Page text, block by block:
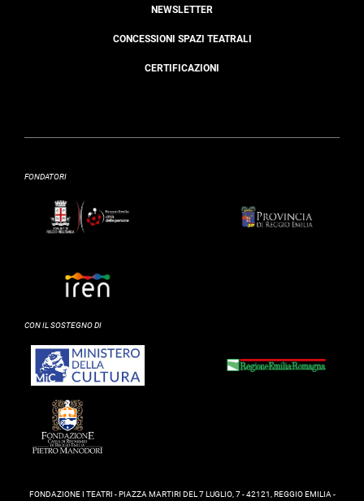
NEWSLETTER
CONCESSIONI SPAZI TEATRALI
CERTIFICAZIONI
FONDATORI
CON IL SOSTEGNO DI
FONDAZIONE I TEATRI - PIAZZA MARTIRI DEL 7 LUGLIO, 7 - 42121, REGGIO EMILIA -